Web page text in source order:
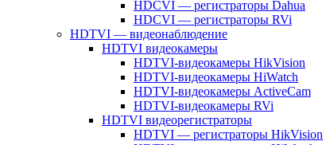
HDCVI — регистраторы Dahua
HDCVI — регистраторы RVi
HDTVI — видеонаблюдение
HDTVI видеокамеры
HDTVI-видеокамеры HikVision
HDTVI-видеокамеры HiWatch
HDTVI-видеокамеры ActiveCam
HDTVI-видеокамеры RVi
HDTVI видеорегистраторы
HDTVI — регистраторы HikVision